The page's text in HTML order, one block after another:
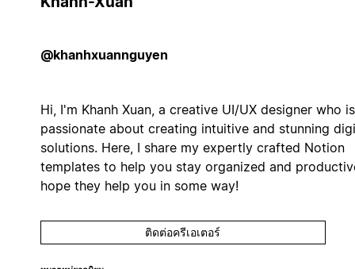
@khanhxuannguyen
Hi, I'm Khanh Xuan, a creative UI/UX designer who is
passionate about creating intuitive and stunning
solutions. Here, I share my expertly crafted Notion
templates to help you stay organized and
hope they help you in some way!
ติดต่อครีเอเตอร์